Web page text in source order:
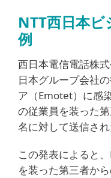
NTT西日本
例
西日本電信電話株
日本グループ会社
ア（Emotet）に感
の従業員を装った
名に対して送信され
この発表によると
を装った第三者か